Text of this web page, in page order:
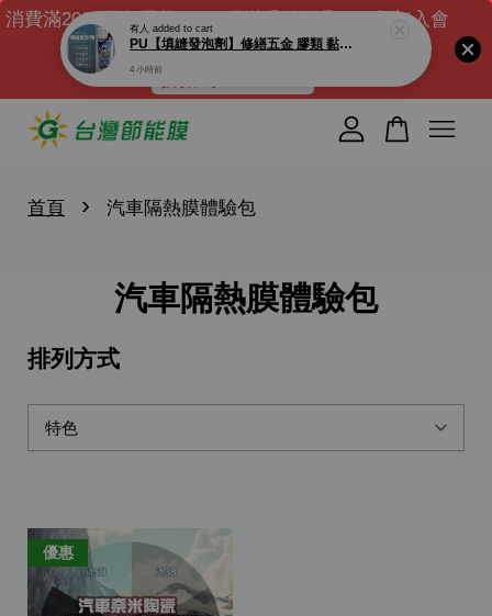
消費滿2000元免運費｜DIY膜滿千送工具組｜新加入會
員送$100元購物金 ( 滿千可現折)
折扣碼 : NEW100
首頁 › 汽車隔熱膜體驗包
汽車隔熱膜體驗包
排列方式
優惠
您的購物車目前還是空的。
有人 added to cart
PU【填縫發泡劑】修繕五金 膠類 黏著劑 接著劑 填縫劑 PU發泡劑 發泡填縫劑 隔音泡棉 防漏
4 小時前